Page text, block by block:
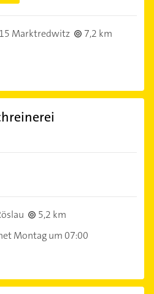
Marktredwitz
7,2 km
5,2 km
Montag um 07:00